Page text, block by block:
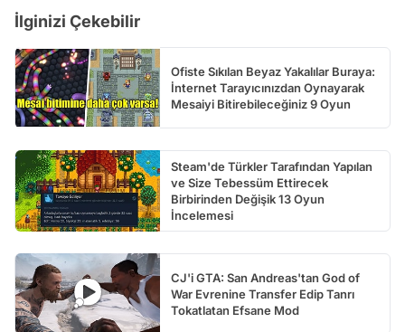
İlginizi Çekebilir
Ofiste Sıkılan Beyaz Yakalılar Buraya:
İnternet Tarayıcınızdan Oynayarak
Mesaiyi Bitirebileceğiniz 9 Oyun
Steam'de Türkler Tarafından Yapılan
ve Size Tebessüm Ettirecek
Birbirinden Değişik 13 Oyun
İncelemesi
CJ'i GTA: San Andreas'tan God of
War Evrenine Transfer Edip Tanrı
Tokatlatan Efsane Mod